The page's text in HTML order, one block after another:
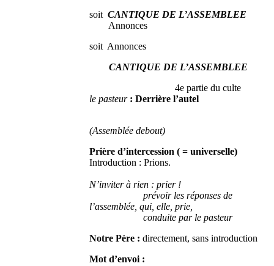
soit CANTIQUE DE L’ASSEMBLEE
Annonces
soit Annonces
CANTIQUE DE L’ASSEMBLEE
4e partie du culte
le pasteur: Derrière l’autel
(Assemblée debout)
Prière d’intercession ( = universelle)
Introduction : Prions.
N’inviter à rien : prier !
prévoir les réponses de
l’assemblée, qui, elle, prie,
conduite par le pasteur
Notre Père : directement, sans introduction
Mot d’envoi :